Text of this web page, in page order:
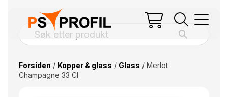
Forsiden / Kopper & glass / Glass / Merlot
Champagne 33 Cl